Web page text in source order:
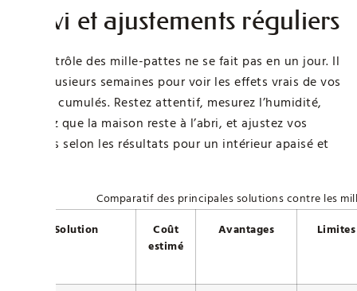
Suivi et ajustements réguliers
Le contrôle des mille-pattes ne se fait pas en un jour. Il
faut plusieurs semaines pour voir les effets vrais de vos
efforts cumulés. Restez attentif, mesurez l’humidité,
vérifiez que la maison reste à l’abri, et ajustez vos
actions selon les résultats pour un intérieur apaisé et
Comparatif des principales solutions contre les
Solution
Coût
estimé
Avantages Limites